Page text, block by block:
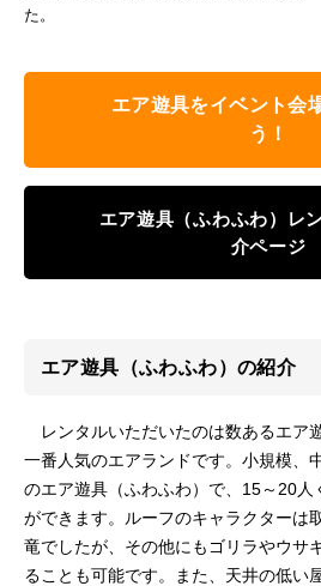
た。
エア遊具をイベント会
う！
エア遊具（ふわふわ）レ
介ページ
エア遊具（ふわふわ）の紹介
レンタルいただいたのは数あるエア
一番人気のエアランドです。小規模、
のエア遊具（ふわふわ）で、15～20人
ができます。ルーフのキャラクターは
竜でしたが、その他にもゴリラやウサ
ることも可能です。また、天井の低い